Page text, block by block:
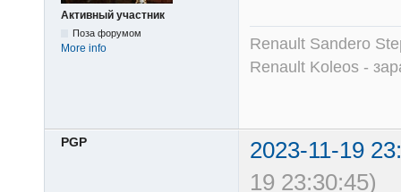
Активный участник
Поза форумом
More info
Renault Sandero
Renault Koleos -
PGP
2023-11-19
19 23:30:45)